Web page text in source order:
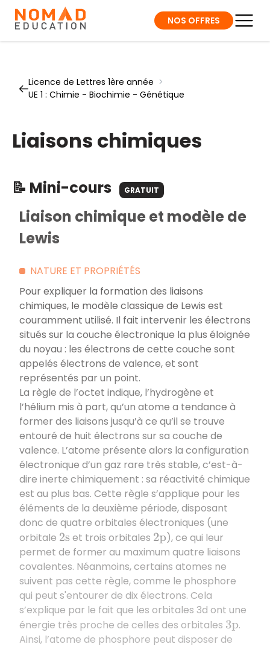
NOS OFFRES
Licence de Lettres 1ère année >
UE 1 : Chimie - Biochimie - Génétique
Liaisons chimiques
📝 Mini-cours GRATUIT
Liaison chimique et modèle de
Lewis
NATURE ET PROPRIÉTÉS
Pour expliquer la formation des liaisons
chimiques, le modèle classique de Lewis est
couramment utilisé. Il fait intervenir les électrons
situés sur la couche électronique la plus éloignée
du noyau : les électrons de cette couche sont
appelés électrons de valence, et sont
représentés par un point.
La règle de l’octet indique, l’hydrogène et
l’hélium mis à part, qu’un atome a tendance à
former des liaisons jusqu’à ce qu’il se trouve
entouré de huit électrons sur sa couche de
valence. L’atome présente alors la configuration
électronique d’un gaz rare très stable, c’est-à-
dire inerte chimiquement : sa réactivité chimique
est au plus bas. Cette règle s’applique pour les
éléments de la deuxième période, disposant
donc de quatre orbitales électroniques (une
orbitale 2s et trois orbitales 2p), ce qui leur
permet de former au maximum quatre liaisons
covalentes. Néanmoins, certains atomes ne
suivent pas cette règle, comme le phosphore
qui peut s'entourer de dix électrons. Cela
s’explique par le fait que les orbitales 3d ont une
énergie très proche de celles des orbitales 3p.
Ainsi, l’atome de phosphore peut disposer de